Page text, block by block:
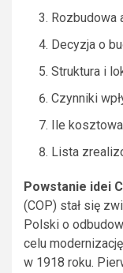
Rozbudowa
Decyzja o
Struktura i
Czynniki
Ile
Lista
Powstanie idei
(COP) stał się
Polski o
celu
w 1918 roku.